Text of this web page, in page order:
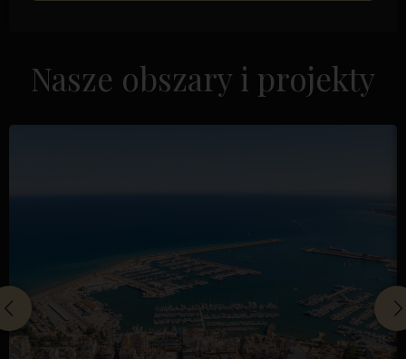
Nasze obszary i projekty